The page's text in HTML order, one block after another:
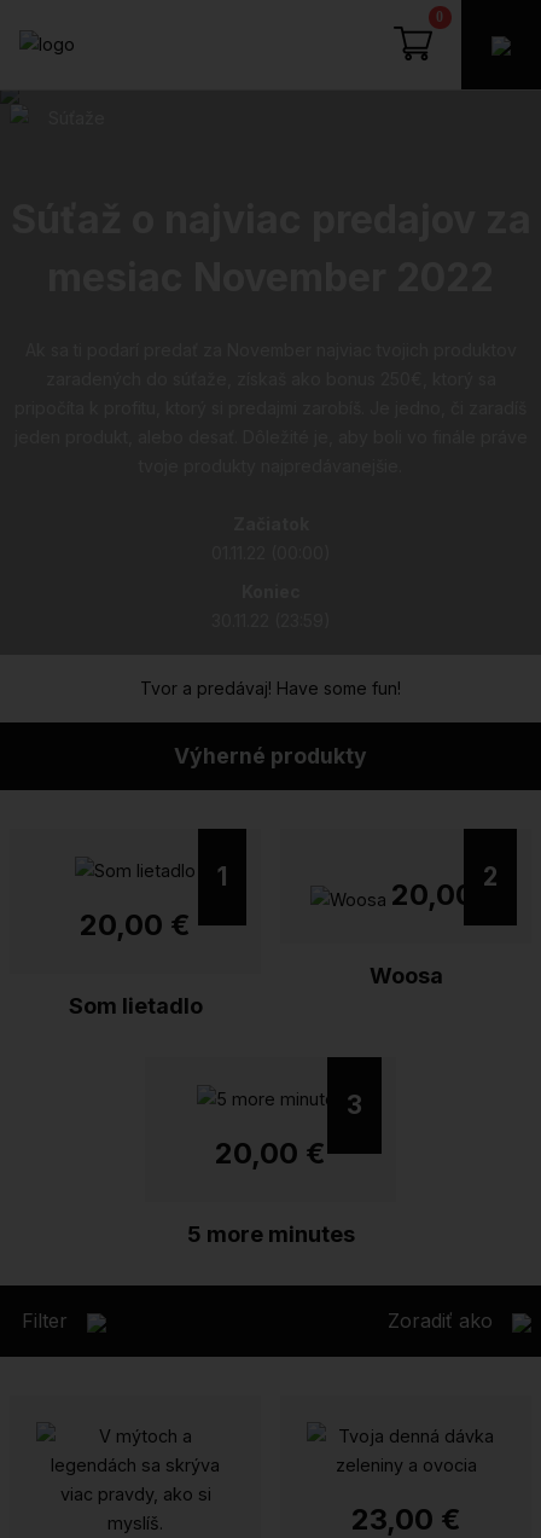
0
Tvor a predávaj! Have some fun!
Výherné produkty
20,00 €
1
Som lietadlo
20,00 €
2
Woosa
20,00 €
3
5 more minutes
Filter Zoradiť ako
23,00 €